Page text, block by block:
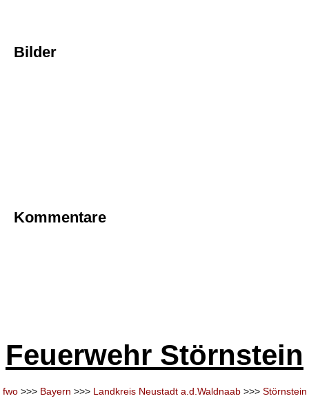
Bilder
Kommentare
Feuerwehr Störnstein
fwo>>> Bayern >>> Landkreis Neustadt a.d.Waldnaab>>> Störnstein